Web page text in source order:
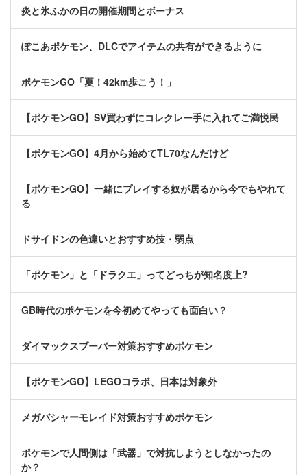
炎と氷ふかの日の開催期間とボーナス
ぽこあポケモン、DLCでアイテムの共有ができるように
ポケモンGO「夏！42km歩こう！」
【ポケモンGO】SV買わずにコレクレー手に入れてご満悦民
【ポケモンGO】4月から始めてTL70なんだけど
【ポケモンGO】一緒にプレイする奴が居るから今でもやれて
る
ドサイドンの色違いとおすすめ技・弱点
「ポケモン」と「ドラクエ」ってどっちが知名度上?
GB時代のポケモンを今初めてやっても面白い？
ダイマックスブーバー対策おすすめポケモン
【ポケモンGO】LEGOコラボ、日本は対象外
メガバシャーモレイド対策おすすめポケモン
ポケモンで人間側は「武器」で対抗しようとしなかったの
か？